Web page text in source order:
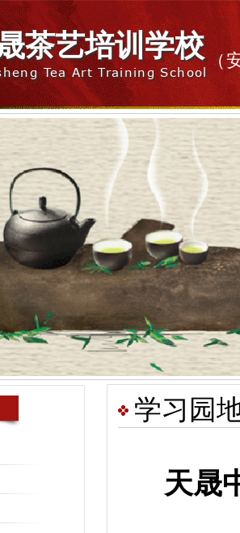
茶艺培训学校
Tea Art Training School
（
学习园
天晟